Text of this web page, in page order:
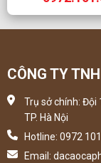
CÔNG TY
Trụ sở chính: Đội
TP. Hà Nội
Hotline: 0972
Email: